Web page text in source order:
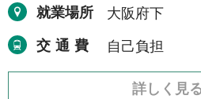
就業場所
大阪府下
交通費
自己負担
詳しく見